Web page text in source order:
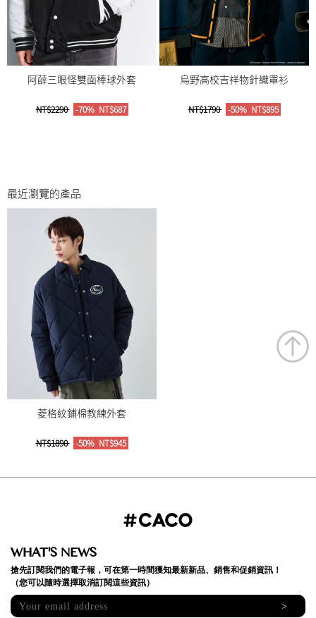
阿薛三眼怪雙面棒球外套
NT$2290 -70% NT$687
烏野高校吉祥物針織罩衫
NT$1790 -50% NT$895
最近瀏覽的產品
菱格紋鋪棉教練外套
NT$1890 -50% NT$945
WHAT'S NEWS
搶先訂閱我們的電子報，可在第一時間獲知最新新品、銷售和促銷資訊！
（您可以隨時選擇取消訂閱這些資訊）
>